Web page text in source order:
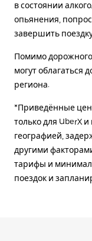
в состоянии
опьянения,
завершить
Помимо
могут облагаться
региона.
*Приведённые
только для UberX
географией,
другими
тарифы и
поездок и